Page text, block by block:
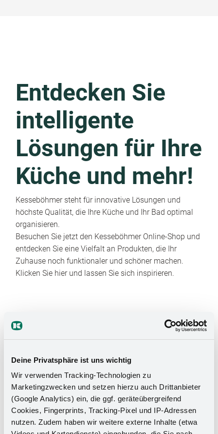
Deine Privatsphäre ist uns wichtig
Wir verwenden Tracking-Technologien zu
Marketingzwecken und setzen hierzu auch Drittanbieter
(Google Analytics) ein, die ggf. geräteübergreifend
Cookies, Fingerprints, Tracking-Pixel und IP-Adressen
nutzen. Zudem haben wir weitere externe Inhalte (etwa
Entdecken Sie
intelligente
Lösungen für Ihre
Küche und mehr!
Kesseböhmer steht für innovative Lösungen und
höchste Qualität, die Ihre Küche und Ihr Bad optimal
organisieren.
Besuchen Sie jetzt den Kesseböhmer Online-Shop und
entdecken Sie eine Vielfalt an Produkten, die Ihr
Zuhause noch funktionaler und schöner machen.
Klicken Sie hier und lassen Sie sich inspirieren.
Das Stauraumwunder für Ihr
Badezimmer